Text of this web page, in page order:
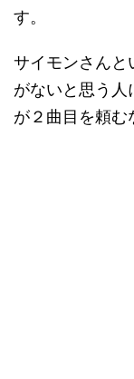
す。
サイモンさんと
がないと思う人
が２曲目を頼む